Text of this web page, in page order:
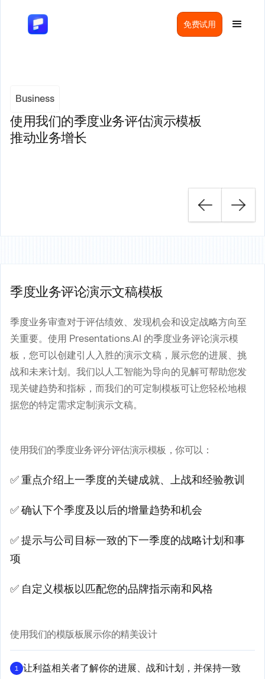
免费试用
Business
使用我们的季度业务评估演示模板
推动业务增长
季度业务评论演示文稿模板
季度业务审查对于评估绩效、发现机会和设定战略方向至
关重要。使用 Presentations.AI 的季度业务评论演示模
板，您可以创建引人入胜的演示文稿，展示您的进展、挑
战和未来计划。我们以人工智能为导向的见解可帮助您发
现关键趋势和指标，而我们的可定制模板可让您轻松地根
据您的特定需求定制演示文稿。
使用我们的季度业务评分评估演示模板，你可以：
✅ 重点介绍上一季度的关键成就、上战和经验教训
✅ 确认下个季度及以后的增量趋势和机会
✅ 提示与公司目标一致的下一季度的战略计划和事
项
✅ 自定义模板以匹配您的品牌指示南和风格
使用我们的模版板展示你的精美设计
1 让利益相关者了解你的进展、战和计划，并保持一致